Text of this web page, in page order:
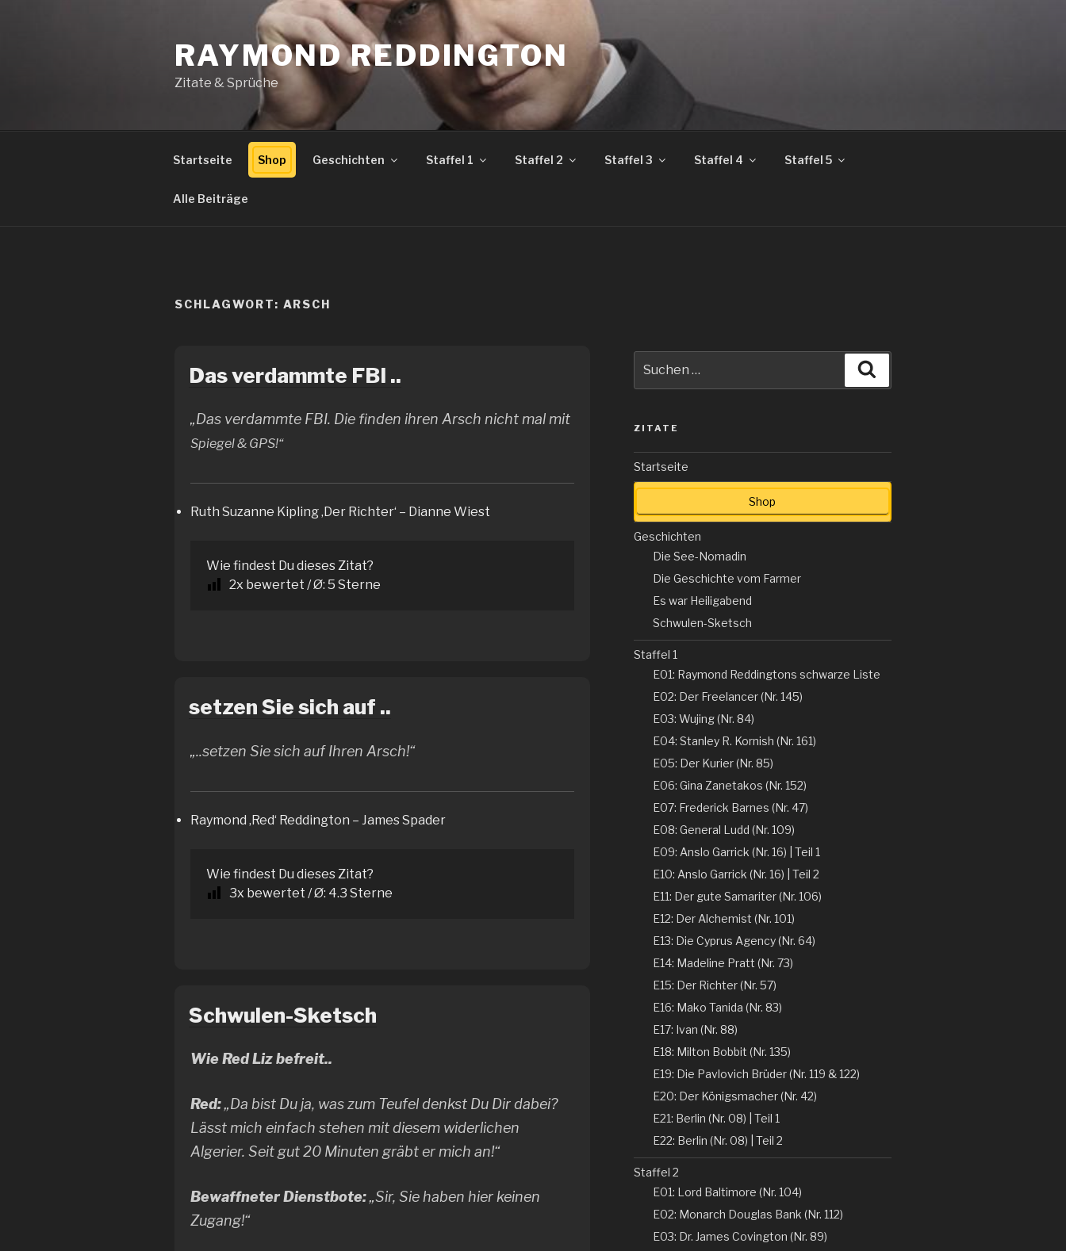
RAYMOND REDDINGTON
Zitate & Sprüche
Startseite Shop Geschichten Staffel 1 Staffel 2 Staffel 3 Staffel 4 Staffel 5
Alle Beiträge
SCHLAGWORT: ARSCH
Das verdammte FBI ..
„Das verdammte FBI. Die finden ihren Arsch nicht mal mit
Spiegel& GPS!“
Ruth Suzanne Kipling ‚Der Richter‘ – Dianne Wiest
Wie findest Du dieses Zitat?
2x bewertet / Ø: 5 Sterne
setzen Sie sich auf ..
„..setzen Sie sich auf Ihren Arsch!“
Raymond ‚Red‘ Reddington – James Spader
Wie findest Du dieses Zitat?
3x bewertet / Ø: 4.3 Sterne
Schwulen-Sketsch
Wie Red Liz befreit..
Red:„Da bist Du ja, was zum Teufel denkst Du Dir dabei?
Lässt mich einfach stehen mit diesem widerlichen
Algerier. Seit gut 20 Minuten gräbt er mich an!“
Bewaffneter Dienstbote:„Sir, Sie haben hier keinen
Zugang!“
nach:
ZITATE
Startseite
Shop
Geschichten
Die See-Nomadin
Die Geschichte vom Farmer
Es war Heiligabend
Schwulen-Sketsch
Staffel 1
E01: Raymond Reddingtons schwarze Liste
E02: Der Freelancer (Nr. 145)
E03: Wujing (Nr. 84)
E04: Stanley R. Kornish (Nr. 161)
E05: Der Kurier (Nr. 85)
E06: Gina Zanetakos (Nr. 152)
E07: Frederick Barnes (Nr. 47)
E08: General Ludd (Nr. 109)
E09: Anslo Garrick (Nr. 16) | Teil 1
E10: Anslo Garrick (Nr. 16) | Teil 2
E11: Der gute Samariter (Nr. 106)
E12: Der Alchemist (Nr. 101)
E13: Die Cyprus Agency (Nr. 64)
E14: Madeline Pratt (Nr. 73)
E15: Der Richter (Nr. 57)
E16: Mako Tanida (Nr. 83)
E17: Ivan (Nr. 88)
E18: Milton Bobbit (Nr. 135)
E19: Die Pavlovich Brüder (Nr. 119 & 122)
E20: Der Königsmacher (Nr. 42)
E21: Berlin (Nr. 08) | Teil 1
E22: Berlin (Nr. 08) | Teil 2
Staffel 2
E01: Lord Baltimore (Nr. 104)
E02: Monarch Douglas Bank (Nr. 112)
E03: Dr. James Covington (Nr. 89)